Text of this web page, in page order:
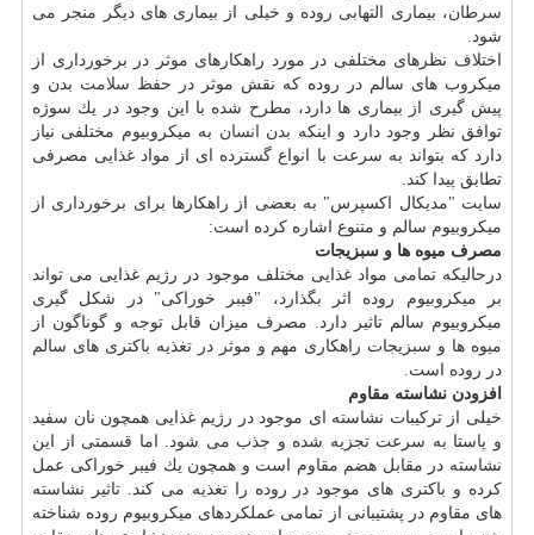
سرطان، بیماری التهابی روده و خیلی از بیماری های دیگر منجر می
شود.
اختلاف نظرهای مختلفی در مورد راهكارهای موثر در برخورداری از
میكروب های سالم در روده كه نقش موثر در حفظ سلامت بدن و
پیش گیری از بیماری ها دارد، مطرح شده با این وجود در یك سوژه
توافق نظر وجود دارد و اینكه بدن انسان به میكروبیوم مختلفی نیاز
دارد كه بتواند به سرعت با انواع گسترده ای از مواد غذایی مصرفی
تطابق پیدا كند.
سایت "مدیكال اكسپرس" به بعضی از راهكارها برای برخورداری از
میكروبیوم سالم و متنوع اشاره كرده است:
مصرف میوه ها و سبزیجات
درحالیكه تمامی مواد غذایی مختلف موجود در رژیم غذایی می تواند
بر میكروبیوم روده اثر بگذارد، "فیبر خوراكی" در شكل گیری
میكروبیوم سالم تاثیر دارد. مصرف میزان قابل توجه و گوناگون از
میوه ها و سبزیجات راهكاری مهم و موثر در تغذیه باكتری های سالم
در روده است.
افزودن نشاسته مقاوم
خیلی از تركیبات نشاسته ای موجود در رژیم غذایی همچون نان سفید
و پاستا به سرعت تجزیه شده و جذب می شود. اما قسمتی از این
نشاسته در مقابل هضم مقاوم است و همچون یك فیبر خوراكی عمل
كرده و باكتری های موجود در روده را تغذیه می كند. تاثیر نشاسته
های مقاوم در پشتیبانی از تمامی عملكردهای میكروبیوم روده شناخته